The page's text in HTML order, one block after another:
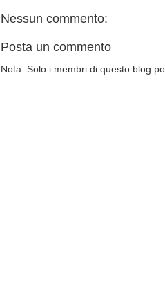
Nessun commento:
Posta un commento
Nota. Solo i membri di questo blog